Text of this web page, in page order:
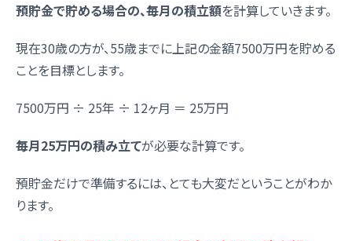
預貯金で貯める場合の、毎月の積立額を計算していきます。
現在30歳の方が、55歳までに上記の金額7500万円を貯める
ことを目標とします。
7500万円 ÷ 25年 ÷ 12ヶ月 ＝ 25万円
毎月25万円の積み立てが必要な計算です。
預貯金だけで準備するには、とても大変だということがわか
ります。